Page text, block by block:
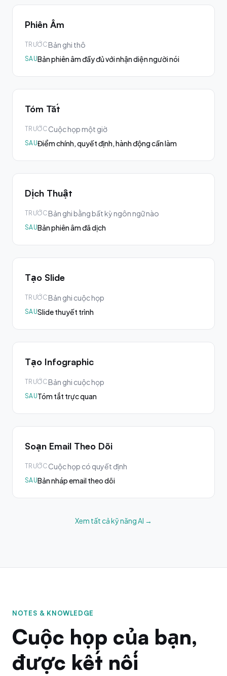
Phiên Âm
TRƯỚC Bản ghi thô
SAUBản phiên âm đầy đủ với nhận diện người nói
Tóm Tắt
TRƯỚC Cuộc họp một giờ
SAUĐiểm chính, quyết định, hành động cần làm
Dịch Thuật
TRƯỚC Bản ghi bằng bất kỳ ngôn ngữ nào
SAUBản phiên âm đã dịch
Tạo Slide
TRƯỚC Bản ghi cuộc họp
SAUSlide thuyết trình
Tạo Infographic
TRƯỚC Bản ghi cuộc họp
SAUTóm tắt trực quan
Soạn Email Theo Dõi
TRƯỚC Cuộc họp có quyết định
SAUBản nháp email theo dõi
Xem tất cả kỹ năng AI →
NOTES & KNOWLEDGE
Cuộc họp của bạn,
được kết nối